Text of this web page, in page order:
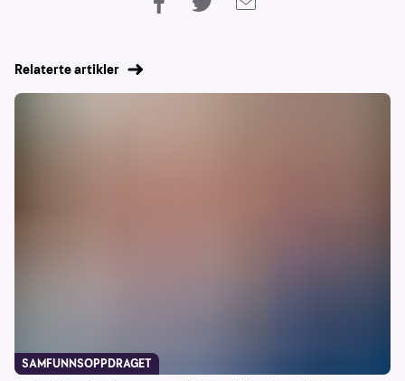
Relaterte artikler
SAMFUNNSOPPDRAGET